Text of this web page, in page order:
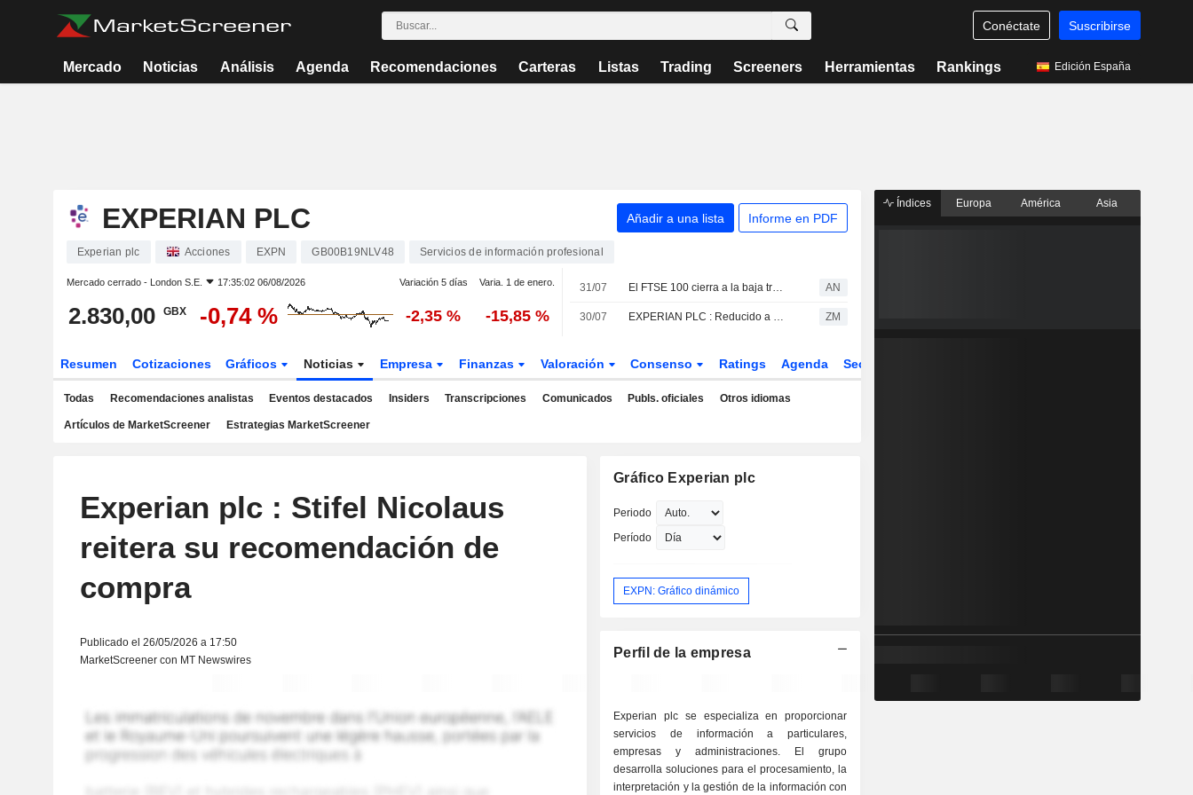
Conéctate Suscribirse
Mercado Noticias Análisis Agenda Recomendaciones Carteras Listas Trading Screeners Herramientas Rankings Edición España
EXPERIAN PLC Añadir a una lista Informe en PDF
Experian plc Acciones EXPN GB00B19NLV48 Servicios de información profesional
Mercado cerrado - London S.E. 17:35:02 06/08/2026 Variación 5 días Varia. 1 de enero.
2.830,00 GBX -0,74 % -2,35 % -15,85 %
31/07 El FTSE 100 cierra a la baja tras alcanzar un nuevo máximo histórico AN
30/07 EXPERIAN PLC : Reducido a Neutral por Morningstar ZM
Resumen Cotizaciones Gráficos Noticias Empresa Finanzas Valoración Consenso Ratings Agenda Sector
Todas Recomendaciones analistas Eventos destacados Insiders Transcripciones Comunicados Publs. oficiales Otros idiomas
Artículos de MarketScreener Estrategias MarketScreener
Experian plc : Stifel Nicolaus
reitera su recomendación de
compra
Publicado el 26/05/2026 a 17:50
MarketScreener con MT Newswires
Gráfico Experian plc
Periodo
Período
EXPN: Gráfico dinámico
Perfil de la empresa
Experian plc se especializa en proporcionar
servicios de información a particulares,
empresas y administraciones. El grupo
desarrolla soluciones para el procesamiento, la
interpretación y la gestión de la información con
Índices Europa América Asia